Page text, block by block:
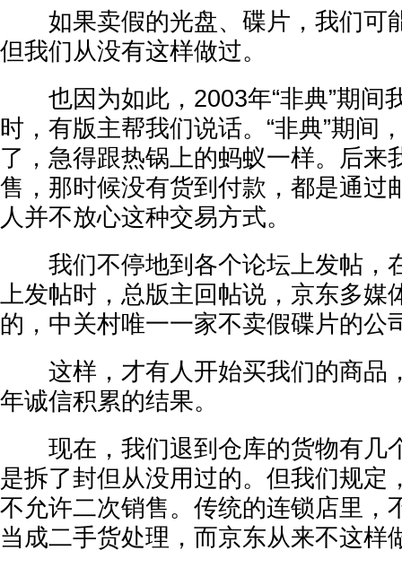
如果卖假的光盘、碟片，我们可
但我们从没有这样做过。
也因为如此，2003年“非典”期间
时，有版主帮我们说话。“非典”期间
了，急得跟热锅上的蚂蚁一样。后来
售，那时候没有货到付款，都是通过
人并不放心这种交易方式。
我们不停地到各个论坛上发帖，
上发帖时，总版主回帖说，京东多媒
的，中关村唯一一家不卖假碟片的公
这样，才有人开始买我们的商品
年诚信积累的结果。
现在，我们退到仓库的货物有几
是拆了封但从没用过的。但我们规定
不允许二次销售。传统的连锁店里，
当成二手货处理，而京东从来不这样